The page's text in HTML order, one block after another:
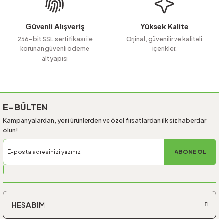
Bu ürüne benzer farklı alternatifler olmalı.
Güvenli Alışveriş
256-bit SSL sertifikası ile
korunan güvenli ödeme
altyapısı
Yüksek Kalite
Orjinal, güvenilir ve kaliteli
içerikler.
E-BÜLTEN
Kampanyalardan, yeni ürünlerden ve özel fırsatlardan ilk siz haberdar
olun!
ABONE OL
HESABIM